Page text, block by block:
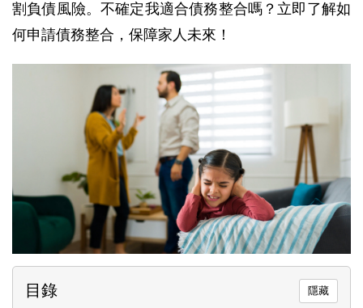
割負債風險。不確定我適合債務整合嗎？立即了解如
何申請債務整合，保障家人未來！
目錄